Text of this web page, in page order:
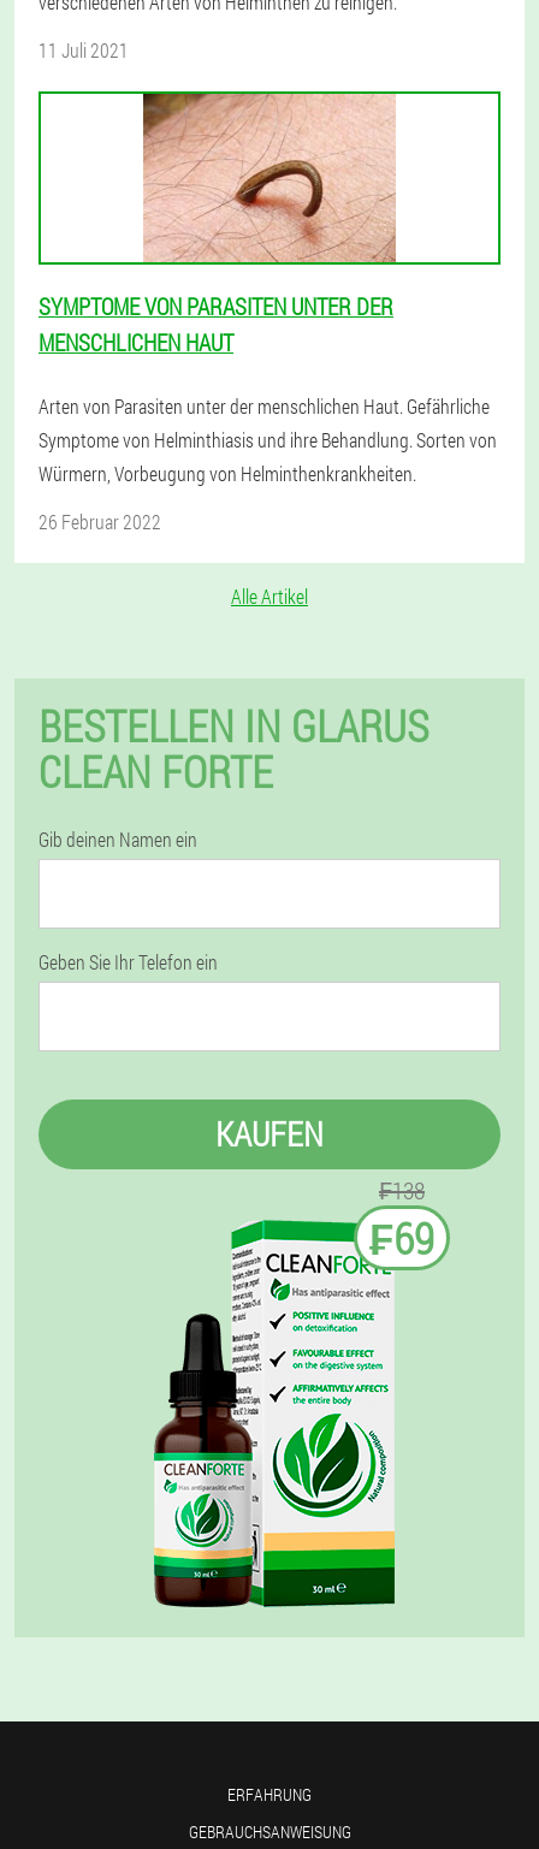
11 Juli 2021
SYMPTOME VON PARASITEN UNTER DER
MENSCHLICHEN HAUT
Arten von Parasiten unter der menschlichen Haut. Gefährliche
Symptome von Helminthiasis und ihre Behandlung. Sorten von
Würmern, Vorbeugung von Helminthenkrankheiten.
26 Februar 2022
Alle Artikel
BESTELLEN IN GLARUS
CLEAN FORTE
Gib deinen Namen ein
Geben Sie Ihr Telefon ein
KAUFEN
₣138
₣69
ERFAHRUNG
GEBRAUCHSANWEISUNG